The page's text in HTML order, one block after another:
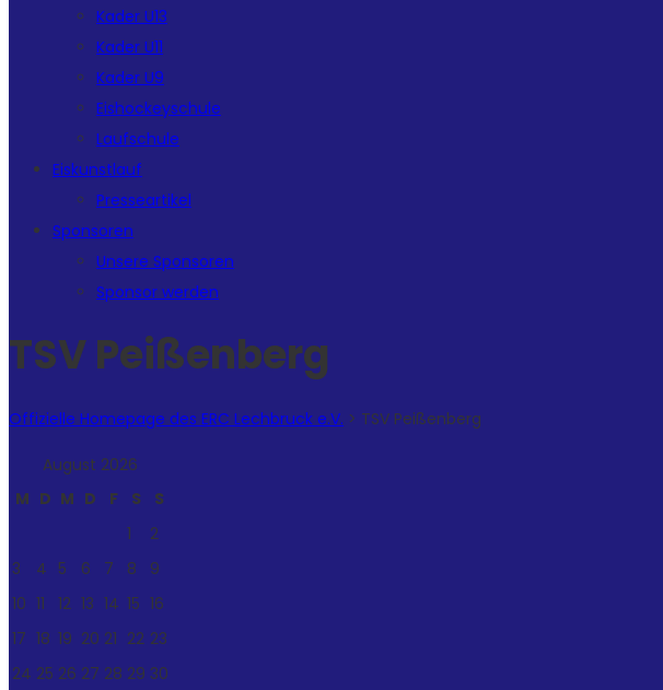
Kader U13
Kader U11
Kader U9
Eishockeyschule
Laufschule
Eiskunstlauf
Presseartikel
Sponsoren
Unsere Sponsoren
Sponsor werden
TSV Peißenberg
Offizielle Homepage des ERC Lechbruck e.V. > TSV Peißenberg
August 2026
M D M D F S
S
1
2
3
4 5 6 7 8
9
10 11 12 13 14 15 16
17 18 19 20 21 22 23
24 25 26 27 28 29 30